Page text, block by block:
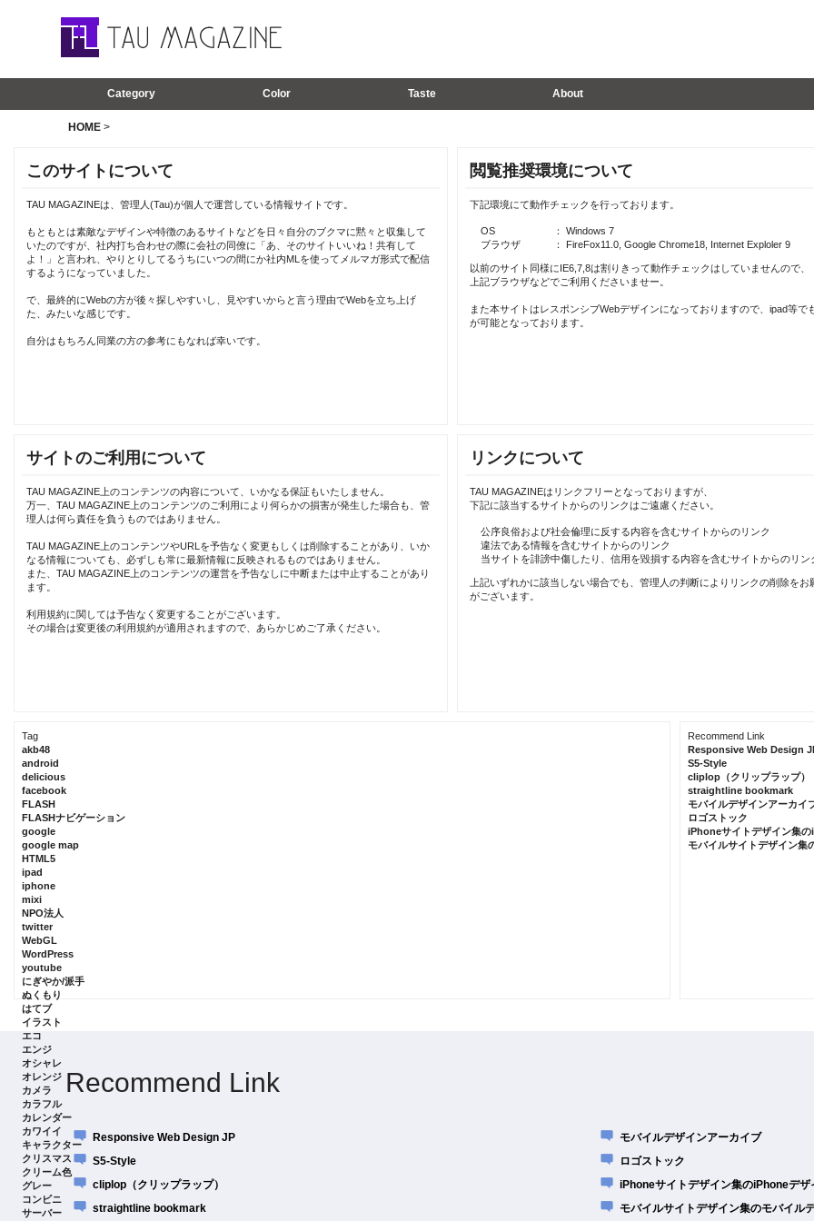
Category Color Taste About
HOME>
このサイトについて
TAU MAGAZINEは、管理人(Tau)が個人で運営している情報サイトです。
もともとは素敵なデザインや特徴のあるサイトなどを日々自分のブクマに黙々と収集して
いたのですが、社内打ち合わせの際に会社の同僚に「あ、そのサイトいいね！共有して
よ！」と言われ、やりとりしてるうちにいつの間にか社内MLを使ってメルマガ形式で配信
するようになっていました。
で、最終的にWebの方が後々探しやすいし、見やすいからと言う理由でWebを立ち上げ
た、みたいな感じです。
自分はもちろん同業の方の参考にもなれば幸いです。
閲覧推奨環境について
下記環境にて動作チェックを行っております。
OS
： Windows 7
ブラウザ
： FireFox11.0, Google Chrome18, Internet Exploler 9
以前のサイト同様にIE6,7,8は割りきって動作チェックはしていませんので、
上記ブラウザなどでご利用くださいませー。
また本サイトはレスポンシブWebデザインになっておりますので、ipad等で
が可能となっております。
サイトのご利用について
TAU MAGAZINE上のコンテンツの内容について、いかなる保証もいたしません。
万一、TAU MAGAZINE上のコンテンツのご利用により何らかの損害が発生した場合も、管
理人は何ら責任を負うものではありません。
TAU MAGAZINE上のコンテンツやURLを予告なく変更もしくは削除することがあり、いか
なる情報についても、必ずしも常に最新情報に反映されるものではありません。
また、TAU MAGAZINE上のコンテンツの運営を予告なしに中断または中止することがあり
ます。
利用規約に関しては予告なく変更することがございます。
その場合は変更後の利用規約が適用されますので、あらかじめご了承ください。
リンクについて
TAU MAGAZINEはリンクフリーとなっておりますが、
下記に該当するサイトからのリンクはご遠慮ください。
公序良俗および社会倫理に反する内容を含むサイトからのリンク
違法である情報を含むサイトからのリンク
当サイトを誹謗中傷したり、信用を毀損する内容を含むサイトからのリン
上記いずれかに該当しない場合でも、管理人の判断によりリンクの削除をお
がございます。
Tag
akb48
android
delicious
facebook
FLASH
FLASHナビゲーション
google
google map
HTML5
ipad
iphone
mixi
NPO法人
twitter
WebGL
WordPress
youtube
にぎやか/派手
ぬくもり
はてブ
イラスト
エコ
エンジ
オシャレ
オレンジ
カメラ
カラフル
カレンダー
カワイイ
キャラクター
クリスマス
クリーム色
グレー
コンビニ
サーバー
Recommend Link
Responsive Web Design
S5-Style
cliplop（クリップラップ）
straightline bookmark
モバイルデザインアーカイ
ロゴストック
iPhoneサイトデザイン集
モバイルサイトデザイン集
Recommend Link
Responsive Web Design JP
S5-Style
cliplop（クリップラップ）
straightline bookmark
モバイルデザインアーカイブ
ロゴストック
iPhoneサイトデザイン集のiPhoneデザ
モバイルサイトデザイン集のモバイル